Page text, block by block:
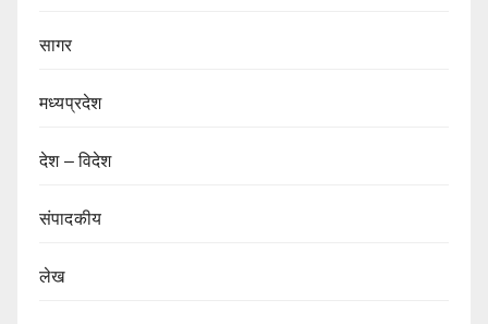
सागर
मध्यप्रदेश
देश – विदेश
संपादकीय
लेख